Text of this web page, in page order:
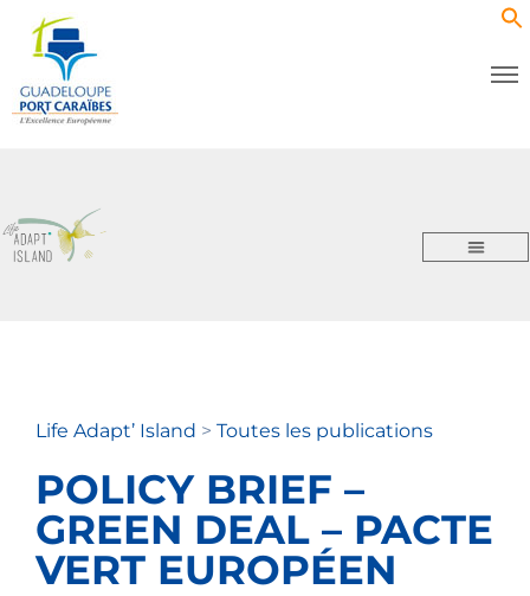
Life Adapt’ Island > Toutes les publications
POLICY BRIEF –
GREEN DEAL – PACTE
VERT EUROPÉEN